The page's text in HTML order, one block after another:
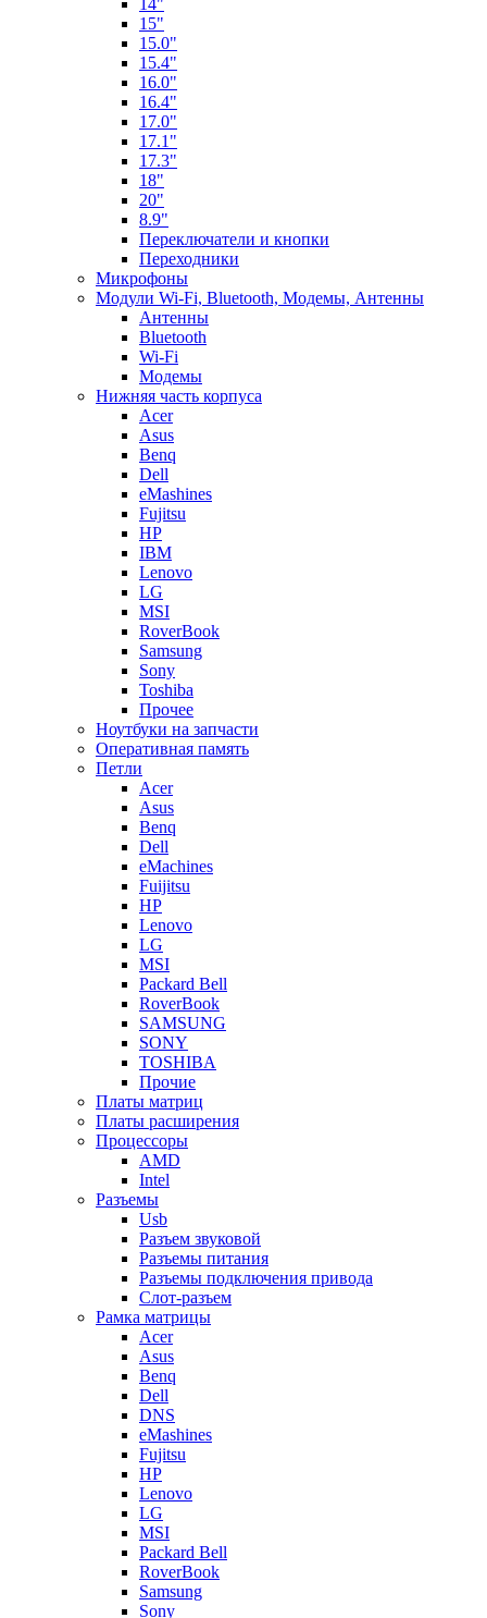
15"
15.0"
15.4"
16.0"
16.4"
17.0"
17.1"
17.3"
18"
20"
8.9"
Переключатели и кнопки
Переходники
Микрофоны
Модули Wi-Fi, Bluetooth, Модемы, Антенны
Aнтенны
Bluetooth
Wi-Fi
Модемы
Нижняя часть корпуса
Acer
Asus
Benq
Dell
eMashines
Fujitsu
HP
IBM
Lenovo
LG
MSI
RoverBook
Samsung
Sony
Toshiba
Прочее
Ноутбуки на запчасти
Оперативная память
Петли
Acer
Asus
Benq
Dell
eMachines
Fuijitsu
HP
Lenovo
LG
MSI
Packard Bell
RoverBook
SAMSUNG
SONY
TOSHIBA
Прочие
Платы матриц
Платы расширения
Процессоры
AMD
Intel
Разъемы
Usb
Разъем звуковой
Разъемы питания
Разъемы подключения привода
Слот-разъем
Рамка матрицы
Acer
Asus
Benq
Dell
DNS
eMashines
Fujitsu
HP
Lenovo
LG
MSI
Packard Bell
RoverBook
Samsung
Sony